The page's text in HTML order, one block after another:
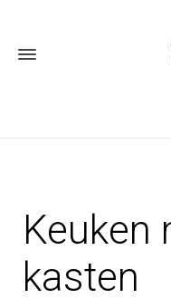
Keuken
kasten